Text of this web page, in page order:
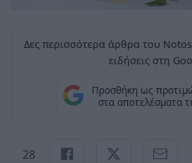
Δες περισσότερα άρθρα του
ειδήσεις στη
Προσθήκη ως
στα αποτελέσματα
28